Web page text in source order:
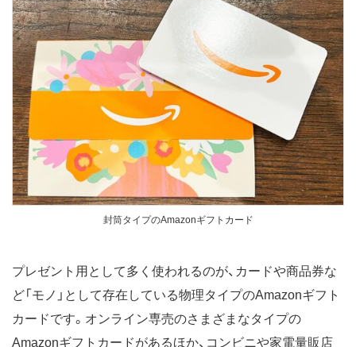
封筒タイプのAmazonギフトカード
プレゼント用として多く使われるのが、カードや商品券な
ど「モノ」として存在している物理タイプのAmazonギフト
カードです。オンライン専売のさまざまなタイプの
Amazonギフトカードがあるほか、コンビニや家電量販店